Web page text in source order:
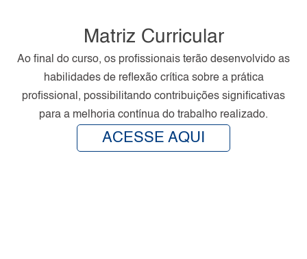
Matriz Curricular
Ao final do curso, os profissionais terão desenvolvido as
habilidades de reflexão crítica sobre a prática
profissional, possibilitando contribuições significativas
para a melhoria contínua do trabalho realizado.
ACESSE AQUI